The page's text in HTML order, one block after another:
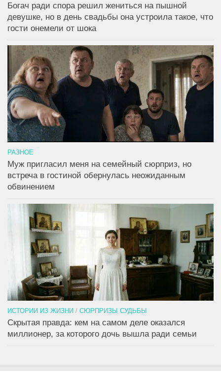
Богач ради спора решил жениться на пышной
девушке, но в день свадьбы она устроила такое, что
гости онемели от шока
РАЗНОЕ
Муж пригласил меня на семейный сюрприз, но
встреча в гостиной обернулась неожиданным
обвинением
ИСТОРИИ ИЗ ЖИЗНИ / СЮРПРИЗЫ СУДЬБЫ
Скрытая правда: кем на самом деле оказался
миллионер, за которого дочь вышла ради семьи